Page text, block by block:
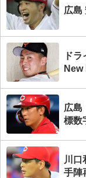
広島
ド
New
広島
標数
川口
手陣